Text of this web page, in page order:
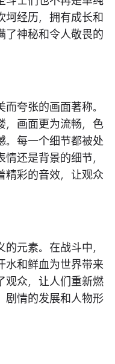
坷经历，拥有成长和
了神秘和令人敬畏的
夸张的画面著称。
，画面更为流畅，色
。每一个细节都被处
还是背景的细节，
精彩的音效，让观众
元素。在战斗中，
水和鲜血为世界带来
观众，让人们重新燃
剧情的发展和人物形